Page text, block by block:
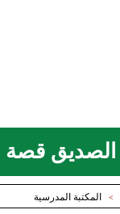
قصة
> المكتبة المدرسية